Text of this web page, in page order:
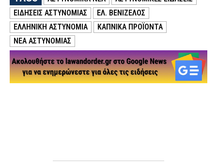
ΕΙΔΗΣΕΙΣ ΑΣΤΥΝΟΜΙΑΣ
ΕΛ. ΒΕΝΙΖΕΛΟΣ
ΕΛΛΗΝΙΚΗ ΑΣΤΥΝΟΜΙΑ
ΚΑΠΝΙΚΑ ΠΡΟΪΟΝΤΑ
ΝΕΑ ΑΣΤΥΝΟΜΙΑΣ